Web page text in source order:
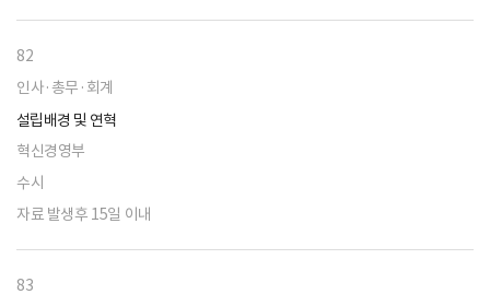
82
인사·총무·회계
설립배경 및 연혁
혁신경영부
수시
자료 발생후 15일 이내
83